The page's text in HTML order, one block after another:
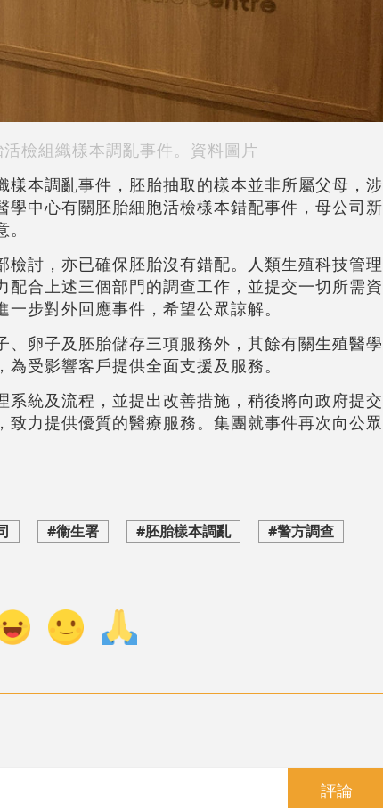
檢組織樣本調亂事件。資料圖片
本調亂事件，胚胎抽取的樣本並非所屬父母，涉
中心有關胚胎細胞活檢樣本錯配事件，母公司新
討，亦已確保胚胎沒有錯配。人類生殖科技管理
合上述三個部門的調查工作，並提交一切所需資
步對外回應事件，希望公眾諒解。
卵子及胚胎儲存三項服務外，其餘有關生殖醫學
受影響客戶提供全面支援及服務。
統及流程，並提出改善措施，稍後將向政府提交
力提供優質的醫療服務。集團就事件再次向公眾
#衞生署 #胚胎樣本調亂
#警方調查
評論